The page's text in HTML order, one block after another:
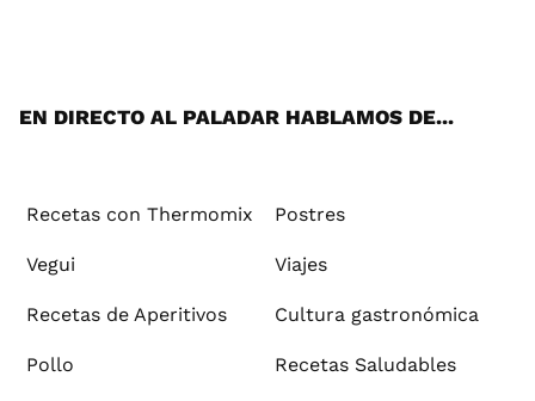
EN DIRECTO AL PALADAR HABLAMOS DE...
Recetas con Thermomix Postres
Vegui Viajes
Recetas de Aperitivos Cultura gastronómica
Pollo Recetas Saludables